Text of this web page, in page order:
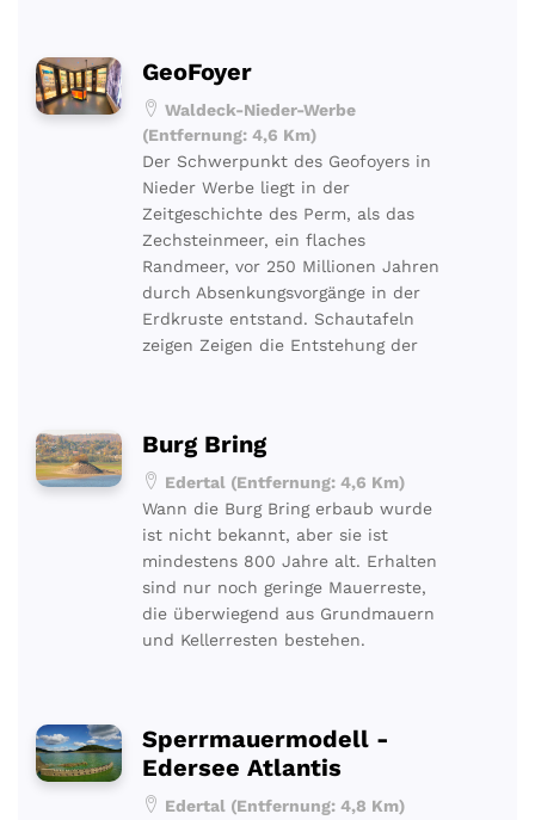
GeoFoyer
Waldeck-Nieder-Werbe
(Entfernung: 4,6 Km)
Der Schwerpunkt des Geofoyers in
Nieder Werbe liegt in der
Zeitgeschichte des Perm, als das
Zechsteinmeer, ein flaches
Randmeer, vor 250 Millionen Jahren
durch Absenkungsvorgänge in der
Erdkruste entstand. Schautafeln
zeigen Zeigen die Entstehung der
Burg Bring
Edertal (Entfernung: 4,6 Km)
Wann die Burg Bring erbaub wurde
ist nicht bekannt, aber sie ist
mindestens 800 Jahre alt. Erhalten
sind nur noch geringe Mauerreste,
die überwiegend aus Grundmauern
und Kellerresten bestehen.
Sperrmauermodell -
Edersee Atlantis
Edertal (Entfernung: 4,8 Km)